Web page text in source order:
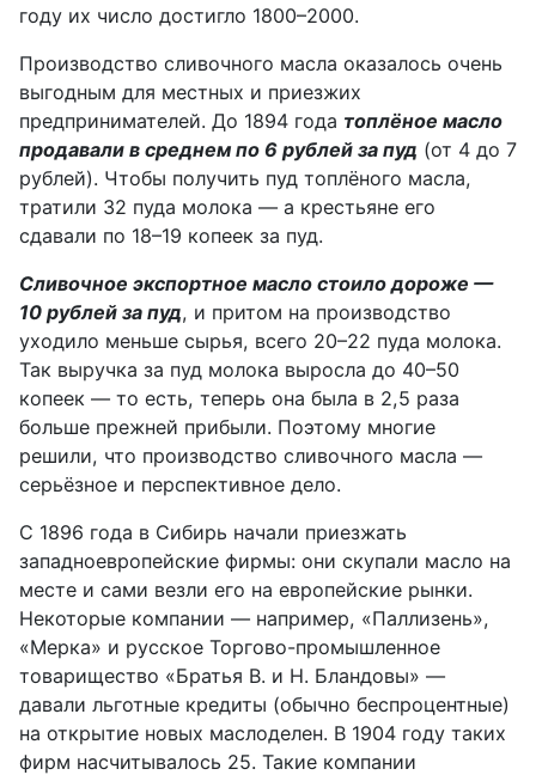
году их число достигло 1800–2000.
Производство сливочного масла оказалось очень
выгодным для местных и приезжих
предпринимателей. До 1894 года топлёное масло
продавали в среднем по 6 рублей за пуд (от 4 до 7
рублей). Чтобы получить пуд топлёного масла,
тратили 32 пуда молока — а крестьяне его
сдавали по 18–19 копеек за пуд.
Сливочное экспортное масло стоило дороже —
10 рублей за пуд, и притом на производство
уходило меньше сырья, всего 20–22 пуда молока.
Так выручка за пуд молока выросла до 40–50
копеек — то есть, теперь она была в 2,5 раза
больше прежней прибыли. Поэтому многие
решили, что производство сливочного масла —
серьёзное и перспективное дело.
С 1896 года в Сибирь начали приезжать
западноевропейские фирмы: они скупали масло на
месте и сами везли его на европейские рынки.
Некоторые компании — например, «Паллизень»,
«Мерка» и русское Торгово-промышленное
товарищество «Братья В. и Н. Бландовы» —
давали льготные кредиты (обычно беспроцентные)
на открытие новых маслоделен. В 1904 году таких
фирм насчитывалось 25. Такие компании